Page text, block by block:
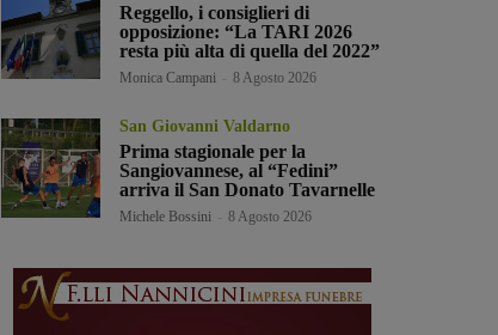
Reggello, i consiglieri di
opposizione: “La TARI 2026
resta più alta di quella del 2022”
Monica Campani 8 Agosto 2026
San Giovanni Valdarno
Prima stagionale per la
Sangiovannese, al “Fedini”
arriva il San Donato Tavarnelle
Michele Bossini 8 Agosto 2026